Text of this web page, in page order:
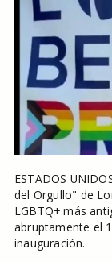
ESTADOS
del Orgullo" de
LGBTQ+ más
abruptamente el
inauguración.